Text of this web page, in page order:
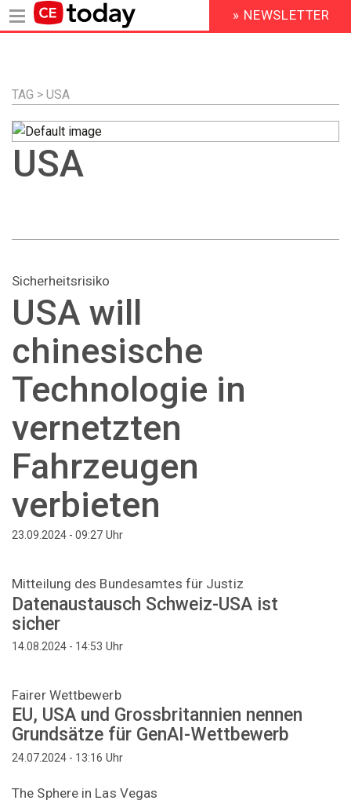
Inhalt
HEADER
MENU
» NEWSLETTER
TAG > USA
USA
Sicherheitsrisiko
USA will
chinesische
Technologie in
vernetzten
Fahrzeugen
verbieten
23.09.2024 - 09:27 Uhr
Mitteilung des Bundesamtes für Justiz
Datenaustausch Schweiz-USA ist
sicher
14.08.2024 - 14:53 Uhr
Fairer Wettbewerb
EU, USA und Grossbritannien nennen
Grundsätze für GenAI-Wettbewerb
24.07.2024 - 13:16 Uhr
The Sphere in Las Vegas